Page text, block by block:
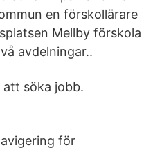
en förskollärare
Mellby förskola
avdelningar..
söka jobb.
för